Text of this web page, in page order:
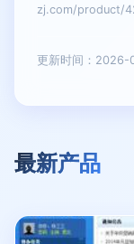
zj.com/product/
更新时间：2026-
最新产品